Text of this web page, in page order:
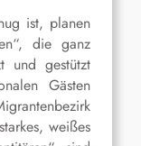
ist, planen
die ganz
und gestützt
Gästen
weißes